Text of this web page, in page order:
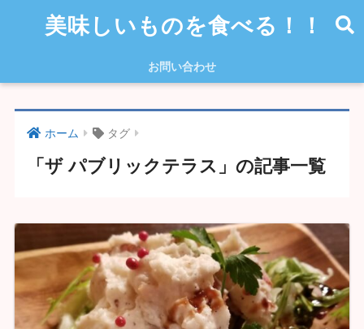
美味しいものを食べる！！
お問い合わせ
ホーム タグ
「ザ パブリックテラス」の記事一覧